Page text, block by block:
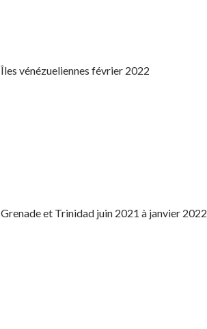
Îles vénézueliennes février 2022
Grenade et Trinidad juin 2021 à janvier 2022